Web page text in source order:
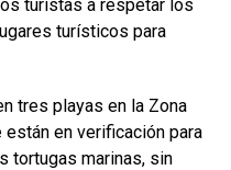
turistas a respetar los
turísticos para
tres playas en la Zona
en verificación para
tortugas marinas, sin